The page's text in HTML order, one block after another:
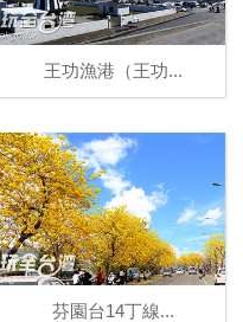
王功漁港（王功...
芬園台14丁線...